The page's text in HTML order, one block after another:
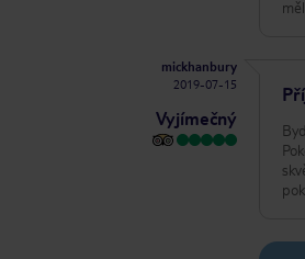
mickhanbury
2019-07-15
Vyjímečný